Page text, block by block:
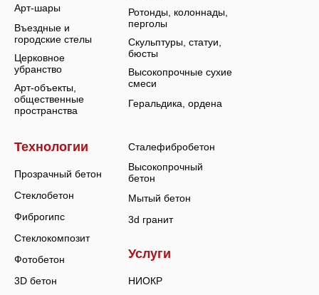
Арт-объекты,
общественные
пространства
Высокопрочные сухие
смеси
Скульптуры, статуи,
бюсты
Ротонды, колоннады,
перголы
НИОКР
3d гранит
Мытый бетон
Высокопрочный
бетон
Сталефибробетон
3D бетон
Фотобетон
Стеклокомпозит
Фиброгипс
Стеклобетон
Прозрачный бетон
Геральдика, ордена
Церковное
убранство
Въездные и
городские стелы
Арт-шары
Услуги
Технологии